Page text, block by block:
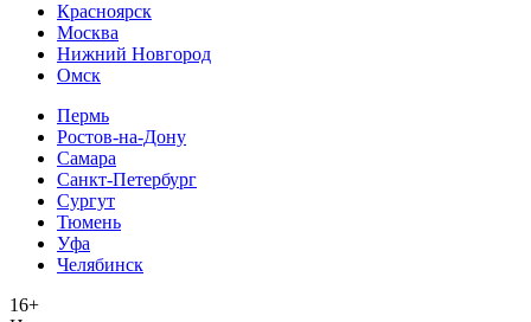
Красноярск
Москва
Нижний Новгород
Омск
Пермь
Ростов-на-Дону
Самара
Санкт-Петербург
Сургут
Тюмень
Уфа
Челябинск
16+